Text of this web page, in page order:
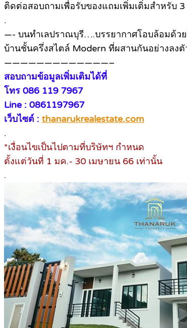
ติดต่อสอบถามเพื่อรับของแถมเพิ่มเติ่มสำหรับ
.
—- บนทำเลปราณบุรี….บรรยากาศโอบล้อมด้ว
บ้านชั้นครึ่งสไตล์ Modern ที่ผสานกันอย่างลง
—————————————–
สอบถามข้อมูลเพิ่มเติมได้ที่
โทร 086 119 7967
Line : 0861197967
เว็บไซต์ : thanarukrealestate.com
.
*เงื่อนไขเป็นไปตามที่บริษัทฯ กำหนด
ตั้งแต่วันที่ 1 มค.- 30 เมษายน 66 เท่านั้น
.